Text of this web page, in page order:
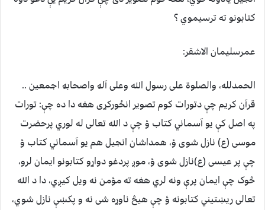
کتابونو ته ترسیموي ؟
عمرسلیمان الاشقر:
الحمدلله، والصلوة علی رسول الله وعلی آلهِ واصحابهِ اجمعین ..
قرآن کریم چې دتورات کوم تصویر انځورکړی هغه دا ده چې: تورات
په اصل کې یو آسماني کتاب ؤ چې د الله تعالی له لوري پرحضرت
موسی (ع) نازل شوی ؤ، همداشان انجیل هم یو آسماني کتاب ؤ
چې پر عیسی (ع)نازل شوی ؤ، موږ پردغو دواړو کتابونو ایمان لرو،
څوک چې ایمان پرې ونه لري هغه ته مؤمن نه ویل کیږي، دا د الله
تعالی ریښتیني کتابونه ؤ چې هیڅ ناوړه شی نه و پکښې نازل شوي،